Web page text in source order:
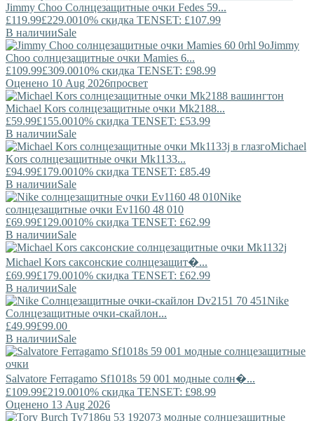
Jimmy Choo Солнцезащитные очки Fedes 59...
£119.99£229.0010% скидка TENSET: £107.99
В наличииSale
Jimmy
Choo солнцезащитные очки Mamies 6...
£109.99£309.0010% скидка TENSET: £98.99
Оценено 10 Aug 2026просвет
Michael Kors солнцезащитные очки Mk2188...
£59.99£155.0010% скидка TENSET: £53.99
В наличииSale
Michael
Kors солнцезащитные очки Mk1133...
£94.99£179.0010% скидка TENSET: £85.49
В наличииSale
Nike
солнцезащитные очки Ev1160 48 010
£69.99£129.0010% скидка TENSET: £62.99
В наличииSale
Michael Kors саксонские солнцезащит�...
£69.99£179.0010% скидка TENSET: £62.99
В наличииSale
Nike
Солнцезащитные очки-скайлон...
£49.99£99.00
В наличииSale
Salvatore Ferragamo Sf1018s 59 001 модные солн�...
£109.99£219.0010% скидка TENSET: £98.99
Оценено 13 Aug 2026